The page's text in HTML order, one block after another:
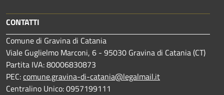
CONTATTI
Comune di Gravina di Catania
Viale Guglielmo Marconi, 6 - 95030 Gravina di Catania (CT)
Partita IVA: 80006830873
PEC:comune.gravina-di-catania@legalmail.it
Centralino Unico: 0957199111